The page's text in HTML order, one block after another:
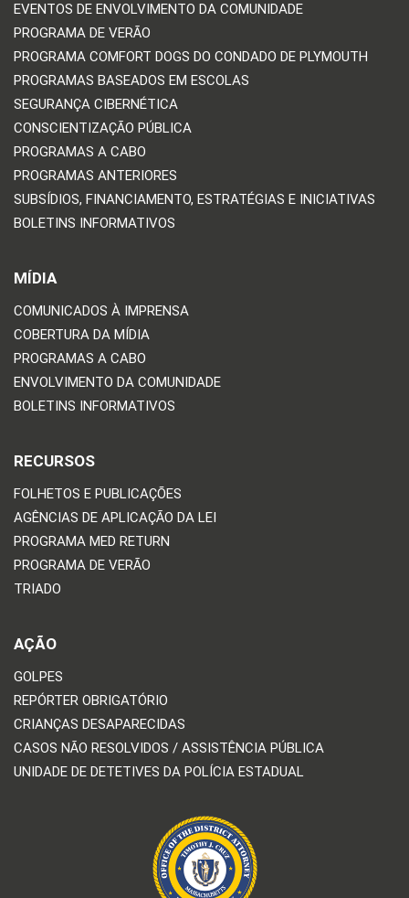
EVENTOS DE ENVOLVIMENTO DA COMUNIDADE
PROGRAMA DE VERÃO
PROGRAMA COMFORT DOGS DO CONDADO DE PLYMOUTH
PROGRAMAS BASEADOS EM ESCOLAS
SEGURANÇA CIBERNÉTICA
CONSCIENTIZAÇÃO PÚBLICA
PROGRAMAS A CABO
PROGRAMAS ANTERIORES
SUBSÍDIOS, FINANCIAMENTO, ESTRATÉGIAS E INICIATIVAS
BOLETINS INFORMATIVOS
MÍDIA
COMUNICADOS À IMPRENSA
COBERTURA DA MÍDIA
PROGRAMAS A CABO
ENVOLVIMENTO DA COMUNIDADE
BOLETINS INFORMATIVOS
RECURSOS
FOLHETOS E PUBLICAÇÕES
AGÊNCIAS DE APLICAÇÃO DA LEI
PROGRAMA MED RETURN
PROGRAMA DE VERÃO
TRIADO
AÇÃO
GOLPES
REPÓRTER OBRIGATÓRIO
CRIANÇAS DESAPARECIDAS
CASOS NÃO RESOLVIDOS / ASSISTÊNCIA PÚBLICA
UNIDADE DE DETETIVES DA POLÍCIA ESTADUAL